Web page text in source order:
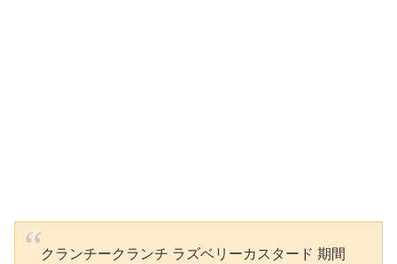
クランチークランチ ラズベリーカスタード 期間